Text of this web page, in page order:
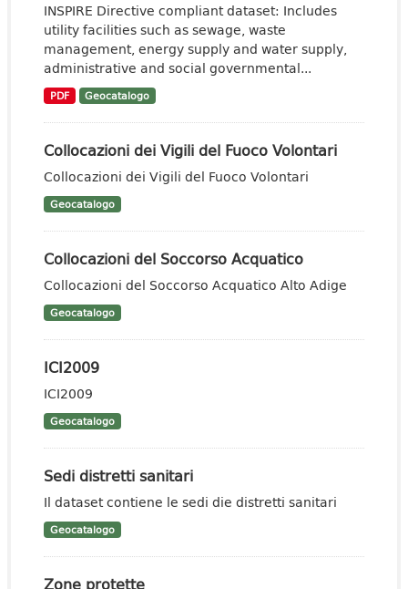
INSPIRE Directive compliant dataset: Includes
utility facilities such as sewage, waste
management, energy supply and water supply,
administrative and social governmental...
PDF Geocatalogo
Collocazioni dei Vigili del Fuoco Volontari
Collocazioni dei Vigili del Fuoco Volontari
Geocatalogo
Collocazioni del Soccorso Acquatico
Collocazioni del Soccorso Acquatico Alto Adige
Geocatalogo
ICI2009
ICI2009
Geocatalogo
Sedi distretti sanitari
Il dataset contiene le sedi die distretti sanitari
Geocatalogo
Zone protette